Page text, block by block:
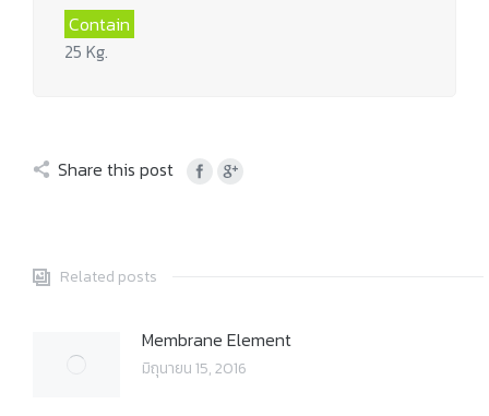
Contain
25 Kg.
Share this post
Related posts
Membrane Element
มิถุนายน 15, 2016